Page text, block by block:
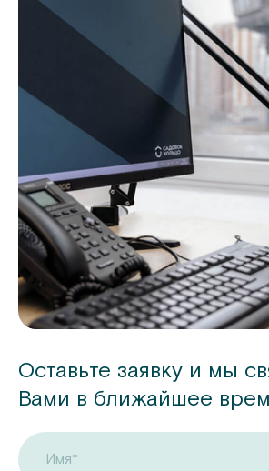
Оставьте заявку и мы
Вами в ближайшее
Имя*